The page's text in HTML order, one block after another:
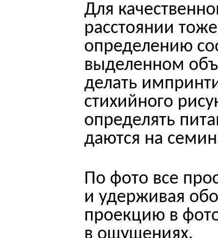
Для
расстоянии
определению
выделенном
делать
стихийного
определять
даются на
По фото все
и удерживая
проекцию в